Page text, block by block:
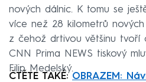
nových dálnic. K tomu se
více než 28 kilometrů
z čehož drtivou většinu tvoří
CNN Prima NEWS tiskový
Filip Medelský.
ČTĚTE TAKÉ: OBRAZEM: